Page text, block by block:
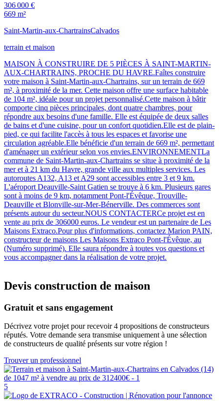
306 000 €
669 m²
Saint-Martin-aux-ChartrainsCalvados
terrain et maison
MAISON À CONSTRUIRE DE 5 PIÈCES À SAINT-MARTIN-
AUX-CHARTRAINS, PROCHE DU HAVRE.Faîtes construire
votre maison à Saint-Martin-aux-Chartrains, sur un terrain de 669
m², à proximité de la mer. Cette maison offre une surface habitable
de 104 m², idéale pour un projet personnalisé.Cette maison à bâtir
comporte cinq pièces principales, dont quatre chambres, pour
répondre aux besoins d'une famille. Elle est équipée de deux salles
de bains et d'une cuisine, pour un confort quotidien.Elle est de plain-
pied, ce qui facilite l'accès à tous les espaces et favorise une
circulation agréable.Elle bénéficie d'un terrain de 669 m², permettant
d'aménager un extérieur selon vos envies.ENVIRONNEMENTLa
commune de Saint-Martin-aux-Chartrains se situe à proximité de la
mer et à 21 km du Havre, grande ville aux multiples services. Les
autoroutes A132, A13 et A29 sont accessibles entre 3 et 9 km.
L'aéroport Deauville-Saint Gatien se trouve à 6 km. Plusieurs gares
sont à moins de 9 km, notamment Pont-l'Évêque, Trouville-
Deauville et Blonville-sur-Mer-Bénerville. Des commerces sont
présents autour du secteur.NOUS CONTACTERCe projet est en
vente au prix de 306000 euros. Le vendeur est un partenaire de Les
Maisons Extraco.Pour plus d'informations, contactez Marion PAIN,
constructeur de maisons Les Maisons Extraco Pont-l'Évêque, au
(Numéro supprimé). Elle saura répondre à toutes vos questions et
vous accompagner dans la réalisation de votre projet.
Devis construction de maison
Gratuit et sans engagement
Décrivez votre projet pour recevoir 4 propositions de constructeurs
réputés. Votre demande sera transmise uniquement à une sélection
de constructeurs de qualité présents sur votre région !
Trouver un professionnel
5